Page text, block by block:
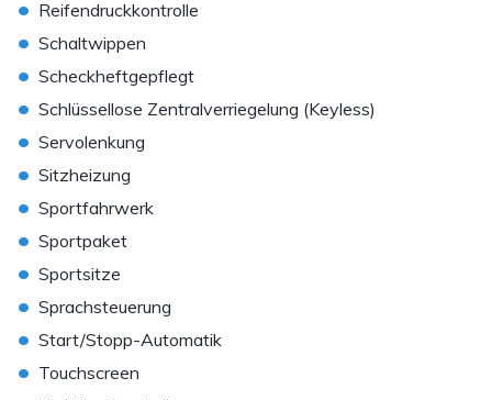
• Reifendruckkontrolle
• Schaltwippen
• Scheckheftgepflegt
• Schlüssellose Zentralverriegelung (Keyless)
• Servolenkung
• Sitzheizung
• Sportfahrwerk
• Sportpaket
• Sportsitze
• Sprachsteuerung
• Start/Stopp-Automatik
• Touchscreen